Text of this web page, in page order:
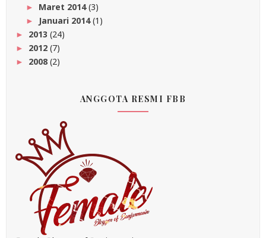
► Maret 2014(3)
► Januari 2014(1)
► 2013 (24)
► 2012 (7)
► 2008 (2)
ANGGOTA RESMI FBB